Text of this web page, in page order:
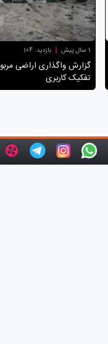
1 سال پیش | بازدید: 104
تفکیک کاربری